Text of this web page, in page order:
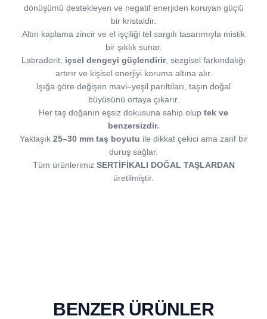
dönüşümü destekleyen ve negatif enerjiden koruyan güçlü
bir kristaldir.
Altın kaplama zincir ve el işçiliği tel sargılı tasarımıyla mistik
bir şıklık sunar.
Labradorit, içsel dengeyi güçlendirir, sezgisel farkındalığı
artırır ve kişisel enerjiyi koruma altına alır.
Işığa göre değişen mavi–yeşil parıltıları, taşın doğal
büyüsünü ortaya çıkarır.
Her taş doğanın eşsiz dokusuna sahip olup tek ve
benzersizdir.
Yaklaşık 25–30 mm taş boyutu ile dikkat çekici ama zarif bir
duruş sağlar.
Tüm ürünlerimiz SERTİFİKALI DOĞAL TAŞLARDAN
üretilmiştir.
BENZER ÜRÜNLER